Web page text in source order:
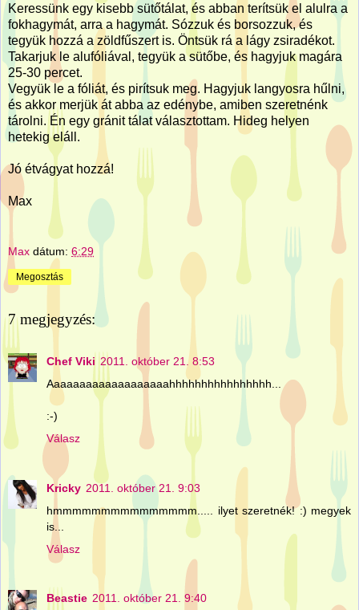
Keressünk egy kisebb sütőtálat, és abban terítsük el alulra a
fokhagymát, arra a hagymát. Sózzuk és borsozzuk, és
tegyük hozzá a zöldfűszert is. Öntsük rá a lágy zsiradékot.
Takarjuk le alufóliával, tegyük a sütőbe, és hagyjuk magára
25-30 percet.
Vegyük le a fóliát, és pirítsuk meg. Hagyjuk langyosra hűlni,
és akkor merjük át abba az edénybe, amiben szeretnénk
tárolni. Én egy gránit tálat választottam. Hideg helyen
hetekig eláll.
Jó étvágyat hozzá!
Max
Max dátum: 6:29
Megosztás
7 megjegyzés:
Chef Viki 2011. október 21. 8:53
Aaaaaaaaaaaaaaaaaaahhhhhhhhhhhhhhhh...
:-)
Válasz
Kricky 2011. október 21. 9:03
hmmmmmmmmmmmmmmm..... ilyet szeretnék! :) megyek
is...
Válasz
Beastie 2011. október 21. 9:40